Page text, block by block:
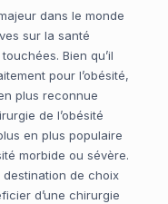
dans le monde
sur la santé
Bien qu’il
pour l’obésité,
plus reconnue
de l’obésité
en plus populaire
morbide ou sévère.
de choix
d’une chirurgie